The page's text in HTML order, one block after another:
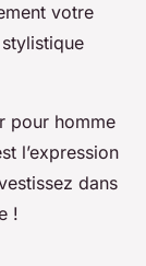
votre
pour homme
l’expression
dans
!